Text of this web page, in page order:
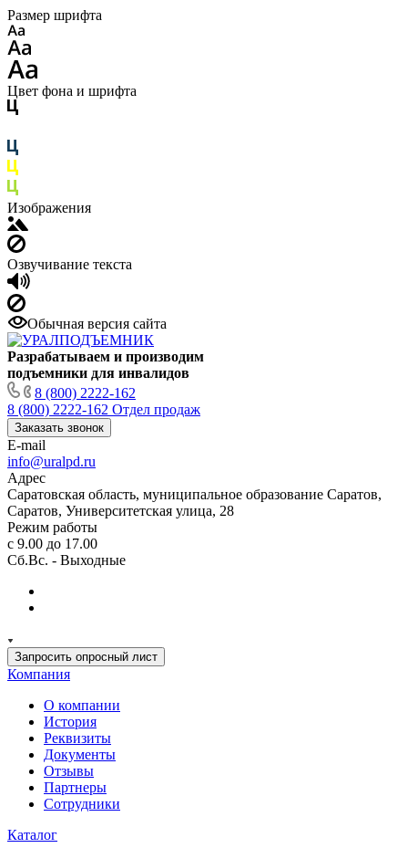
Размер шрифта
Цвет фона и шрифта
Изображения
Озвучивание текста
Обычная версия сайта
Разрабатываем и производим
подъемники для инвалидов
8 (800) 2222-162
8 (800) 2222-162 Отдел продаж
Заказать звонок
E-mail
info@uralpd.ru
Адрес
Саратовская область, муниципальное образование Саратов,
Саратов, Университетская улица, 28
Режим работы
с 9.00 до 17.00
Сб.Вс. - Выходные
Запросить опросный лист
Компания
О компании
История
Реквизиты
Документы
Отзывы
Партнеры
Сотрудники
Каталог